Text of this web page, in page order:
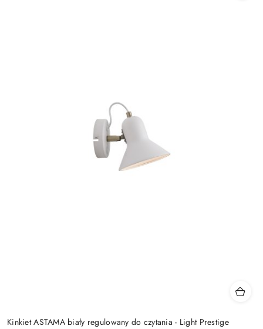
Kinkiet ASTAMA biały regulowany do czytania - Light Prestige